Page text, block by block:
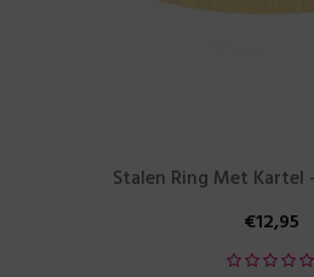
Stalen Ring Met Kartel
€12,95